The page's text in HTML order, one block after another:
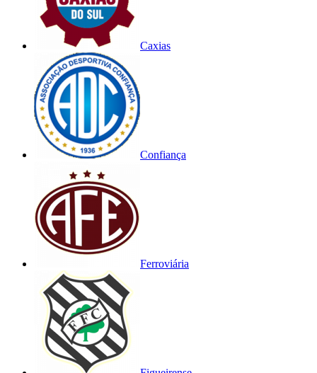
Caxias
Confiança
Ferroviária